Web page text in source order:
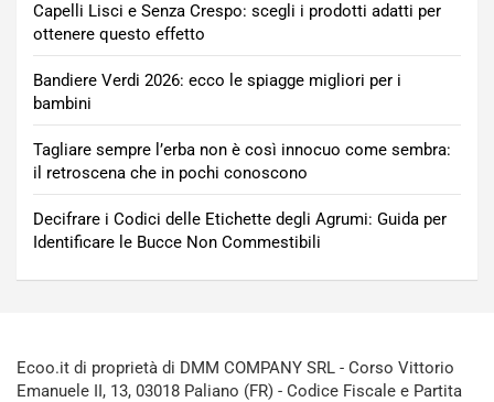
Capelli Lisci e Senza Crespo: scegli i prodotti adatti per
ottenere questo effetto
Bandiere Verdi 2026: ecco le spiagge migliori per i
bambini
Tagliare sempre l’erba non è così innocuo come sembra:
il retroscena che in pochi conoscono
Decifrare i Codici delle Etichette degli Agrumi: Guida per
Identificare le Bucce Non Commestibili
Ecoo.it di proprietà di DMM COMPANY SRL - Corso Vittorio
Emanuele II, 13, 03018 Paliano (FR) - Codice Fiscale e Partita